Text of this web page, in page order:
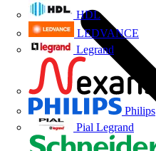
HDL
LEDVANCE
Legrand
Philips
Pial Legrand